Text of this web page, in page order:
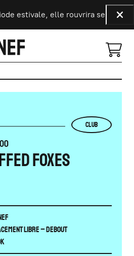
elle rouvrira ses portes
CLUB
FOXES
libre – Debout